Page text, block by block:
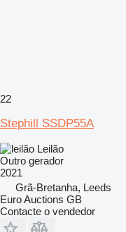
22
Stephill SSDP55A
Leilão
Outro gerador
2021
Grã-Bretanha, Leeds
Euro Auctions GB
Contacte o vendedor